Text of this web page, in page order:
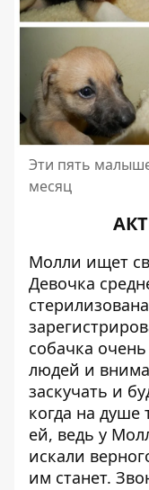
Эти пять
месяц
Молли ищет
Девочка
собачка
людей и
заскучать и
когда на душе
ей, ведь у
искали
им станет.